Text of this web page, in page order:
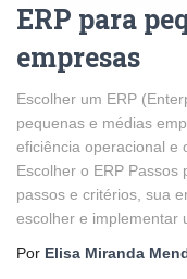
ERP para
empresas
Escolher um ERP
pequenas e médias
eficiência operacional e
Escolher o ERP
passos e critérios, sua
escolher e implementar
Por Elisa Miranda